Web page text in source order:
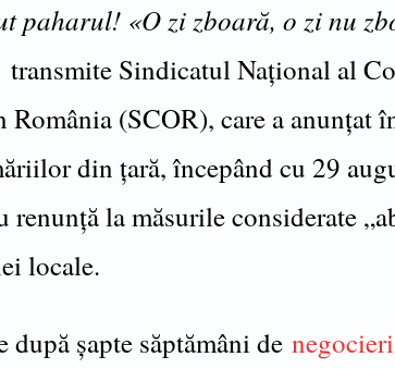
paharul! «O zi zboară, o zi nu
transmite Sindicatul Național al
România (SCOR), care a anunțat
din țară, începând cu 29
renunță la măsurile considerate
locale.
după șapte săptămâni de